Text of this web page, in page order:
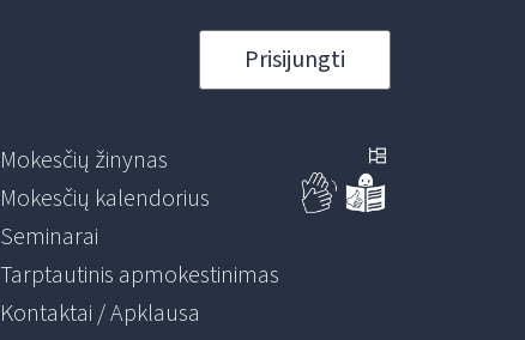
Prisijungti
Mokesčių žinynas
Mokesčių kalendorius
Seminarai
Tarptautinis apmokestinimas
Kontaktai / Apklausa